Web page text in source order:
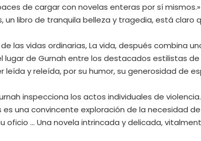
de cargar con novelas enteras por sí mismos.»
un libro de tranquila belleza y tragedia, está claro
las vidas ordinarias, La vida, después combina
de Gurnah entre los destacados estilistas
y releída, por su humor, su generosidad de
inspecciona los actos individuales de
una convincente exploración de la necesidad
oficio ... Una novela intrincada y delicada,